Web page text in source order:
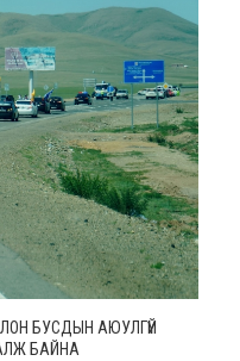
БУСДЫН АЮУЛГҮЙ
БАЙНА